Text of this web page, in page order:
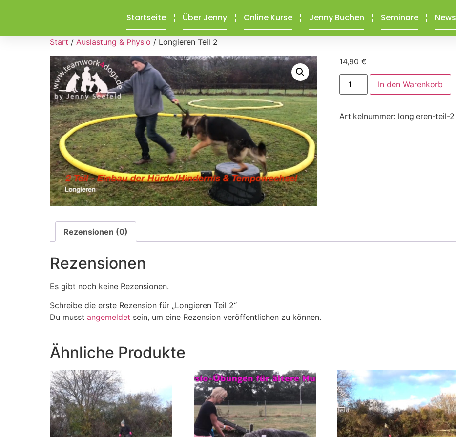
Startseite Über Jenny Online Kurse Jenny Buchen Seminare News
Start / Auslastung & Physio / Longieren Teil 2
14,90 €
In den Warenkorb
Artikelnummer: longieren-teil-2
Rezensionen (0)
Rezensionen
Es gibt noch keine Rezensionen.
Schreibe die erste Rezension für „Longieren Teil 2“
Du musst angemeldet sein, um eine Rezension veröffentlichen zu können.
Ähnliche Produkte